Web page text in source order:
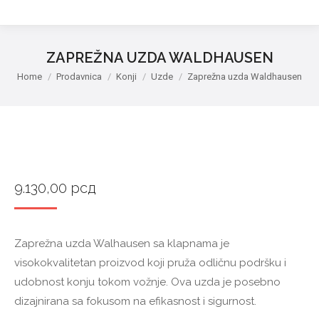
ZAPREŽNA UZDA WALDHAUSEN
You are here:
Home Prodavnica Konji Uzde Zaprežna uzda Waldhausen
9.130,00 рсд
Zaprežna uzda Walhausen sa klapnama je
visokokvalitetan proizvod koji pruža odličnu podršku i
udobnost konju tokom vožnje. Ova uzda je posebno
dizajnirana sa fokusom na efikasnost i sigurnost.